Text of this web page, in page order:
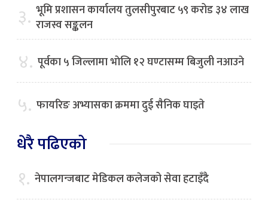
३. भूमि प्रशासन कार्यालय तुलसीपुरबाट ५९ करोड ३४ लाख
राजस्व सङ्कलन
४. पूर्वका ५ जिल्लामा भाेलि १२ घण्टासम्म बिजुली नआउने
५. फायरिङ अभ्यासका क्रममा दुई सैनिक घाइते
धेरै पढिएको
१. नेपालगन्जबाट मेडिकल कलेजको सेवा हटाइँदै